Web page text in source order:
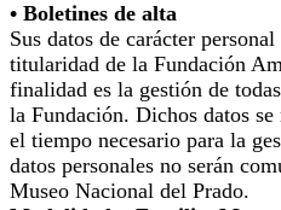
• Boletines de alta
Sus datos de carácter
titularidad de la Fundación
finalidad es la gestión de
la Fundación. Dichos datos
el tiempo necesario para la
datos personales no serán
Museo Nacional del Prado.